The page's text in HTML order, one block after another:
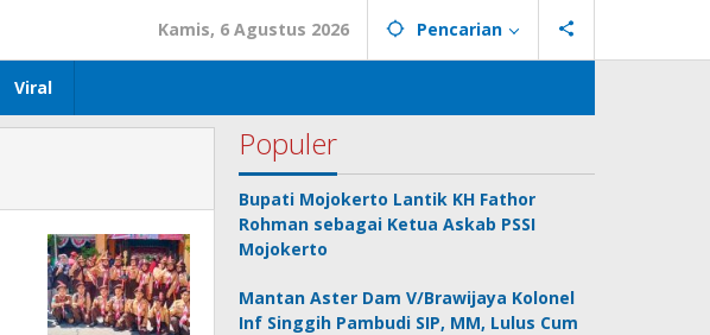
Kamis, 6 Agustus 2026 Pencarian
Viral
Populer
Bupati Mojokerto Lantik KH Fathor
Rohman sebagai Ketua Askab PSSI
Mojokerto
Mantan Aster Dam V/Brawijaya Kolonel
Inf Singgih Pambudi SIP, MM, Lulus Cum